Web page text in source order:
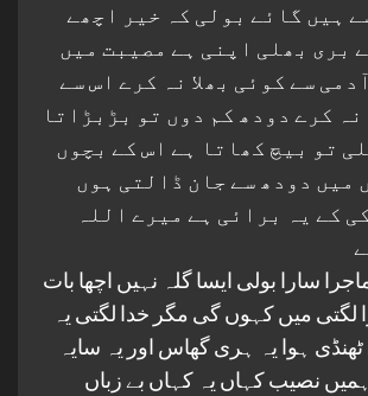
ہیں گائے بولی کہ خیر اچھے
بری بھلی اپنی ہے مصیبت میں
سے کوئی بھلا نہ کرے اس سے
نہ کرے دودھ کم دوں تو بڑبڑاتا
تو بیچ کھاتا ہے اس کے بچوں
میں دودھ سے جان ڈالتی ہوں
کے یہ برائی ہے میرے اللہ
سارا بولی ایسا گلہ نہیں اچھا بات
میں کہوں گی مگر خدا لگتی یہ
ہوا یہ ہری گھاس اور یہ سایہ
نصیب کہاں یہ کہاں بے زباں